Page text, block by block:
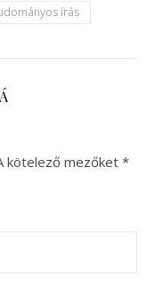
írás
kötelező mezőket *